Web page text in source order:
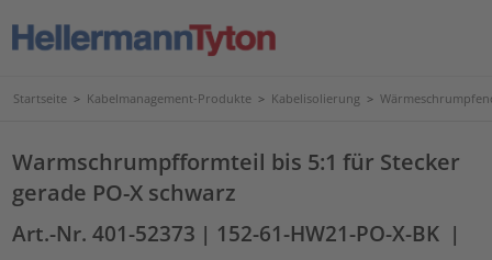
Startseite > Kabelmanagement-Produkte > Kabelisolierung >
Warmschrumpfformteil bis 5:1 für Stecker
gerade PO-X schwarz
Art.-Nr. 401-52373 | 152-61-HW21-PO-X-BK |